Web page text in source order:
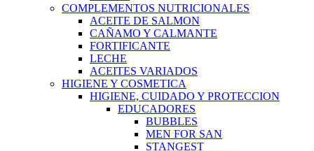
COMPLEMENTOS NUTRICIONALES
ACEITE DE SALMON
CAÑAMO Y CALMANTE
FORTIFICANTE
LECHE
ACEITES VARIADOS
HIGIENE Y COSMETICA
HIGIENE, CUIDADO Y PROTECCION
EDUCADORES
BUBBLES
MEN FOR SAN
STANGEST